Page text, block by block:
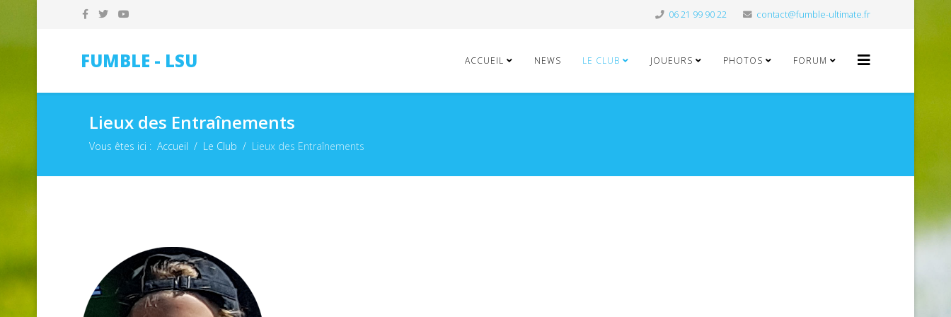
06 21 99 90 22 contact@fumble-ultimate.fr
FUMBLE - LSU ACCUEIL NEWS LE CLUB JOUEURS PHOTOS FORUM
Lieux des Entraînements
Vous êtes ici : Accueil Le Club Lieux des Entraînements